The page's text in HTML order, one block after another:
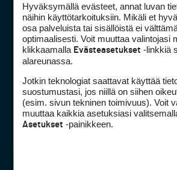
Golfpiste mediakortti
Golfpisteen
DSA avoimuusraportti
Asiakaspalvelu
Hyväksymällä evästeet, annat luvan
näihin käyttötarkoituksiin. Mikäli et
osa palveluista tai sisällöistä ei
optimaalisesti. Voit muuttaa valintojasi
klikkaamalla Evästeasetukset -linkkiä
alareunassa.
Jotkin teknologiat saattavat käyttää
suostumustasi, jos niillä on siihen
(esim. sivun tekninen toimivuus). Voit
muuttaa kaikkia asetuksiasi
Asetukset -painikkeen.